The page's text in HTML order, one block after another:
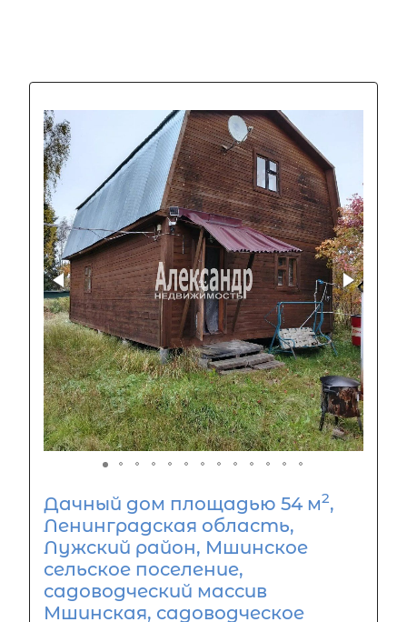
Дачный дом площадью 54 м2,
Ленинградская область,
Лужский район, Мшинское
сельское поселение,
садоводческий массив
Мшинская, садоводческое